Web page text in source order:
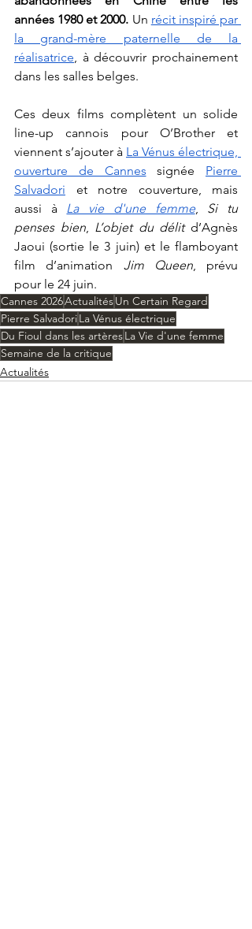
années 1980 et 2000. Un récit inspiré par
la grand-mère paternelle de la
réalisatrice , à découvrir prochainement
dans les salles belges.
Ces deux films complètent un solide
line-up cannois pour O’Brother et
viennent s’ajouter à La Vénus électrique,
ouverture de Cannes signée Pierre
Salvadori et notre couverture, mais
aussi à La vie d'une femme, Si tu
penses bien, L’objet du délit d’Agnès
Jaoui (sortie le 3 juin) et le flamboyant
film d’animation Jim Queen, prévu
pour le 24 juin.
Cannes 2026ActualitésUn Certain Regard
Pierre SalvadoriLa Vénus électrique
Du Fioul dans les artèresLa Vie d'une femme
Semaine de la critique
Actualités